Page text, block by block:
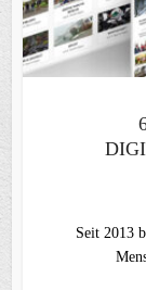
Seit 2013